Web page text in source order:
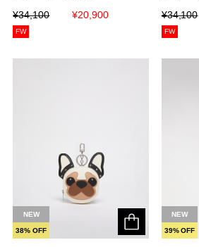
¥34,100
¥20,900
¥34,100
¥20,900
FW
¥34,100
¥34,100
FW
NEW
38% OFF
NEW
39% OFF